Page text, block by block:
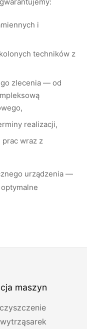
i
techników z
zlecenia — od
realizacji,
prac wraz z
urządzenia —
maszyn